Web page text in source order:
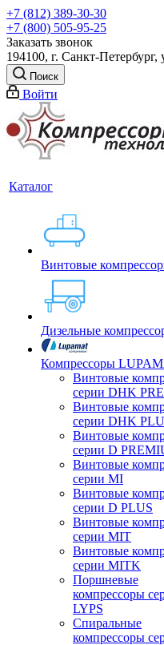
+7 (812) 389-30-30
+7 (800) 505-95-25
Заказать звонок
194100, г. Санкт-
Поиск
Войти
Каталог
Винтовые
Дизельные
Компрессоры
Винтовые
серии DHK
Винтовые
серии DHK
Винтовые
серии D
Винтовые
серии MI
Винтовые
серии D PLUS
Винтовые
серии MIT
Винтовые
серии MITK
Поршневые
компрессоры
LYPS
Спиральные
компрессоры